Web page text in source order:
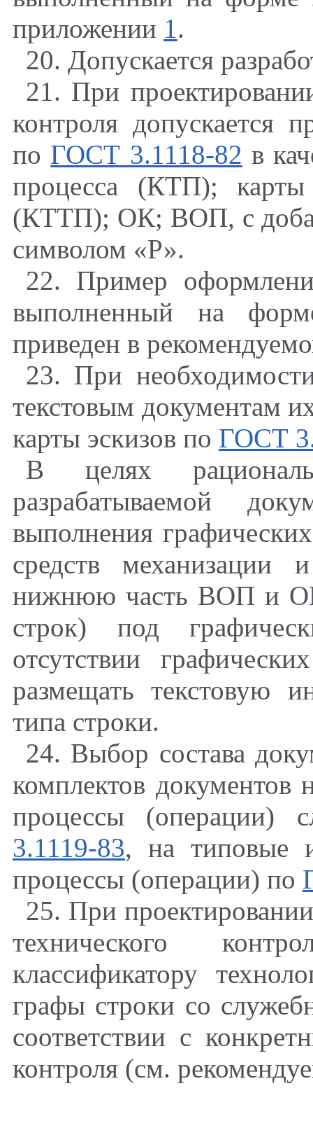
приложении 1.
20. Допускается
21. При
контроля допускается
по ГОСТ 3.1118-82 в
процесса (КТП);
(КТТП); ОК; ВОП, с
символом «Р».
22. Пример
выполненный на
приведен в
23. При
текстовым документам
карты эскизов по ГОСТ
В целях
разрабатываемой
выполнения
средств механизации
нижнюю часть ВОП и ОК
строк) под
отсутствии
размещать текстовую
типа строки.
24. Выбор состава
комплектов документов
процессы (операции)
3.1119-83, на типовые
процессы (операции) по
25. При
технического
классификатору
графы строки со
соответствии с
контроля (см.